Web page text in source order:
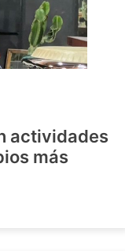
actividades
más